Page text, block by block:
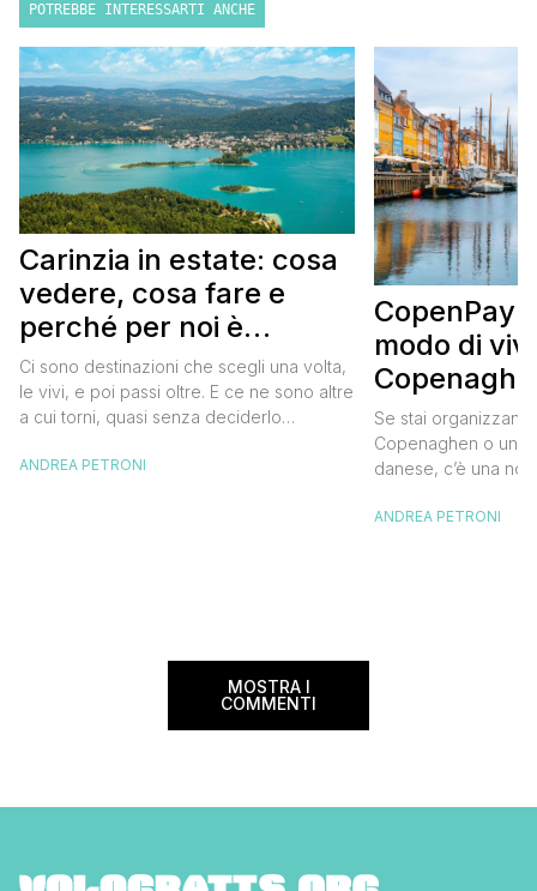
POTREBBE INTERESSARTI ANCHE
Carinzia in estate: cosa
vedere, cosa fare e
perché per noi è
diventata una
destinazione del cuore
Ci sono destinazioni che scegli una volta,
le vivi, e poi passi oltre. E ce ne sono altre
a cui torni, quasi senza deciderlo
richiamarti indietro più che il contrario. Per
ANDREA PETRONI
CopenPay:
modo di
meglio e
meno
Se stai
Copenaghen o un
danese, c’è una
CopenPay ed è
ANDREA PETRONI
MOSTRA I
COMMENTI